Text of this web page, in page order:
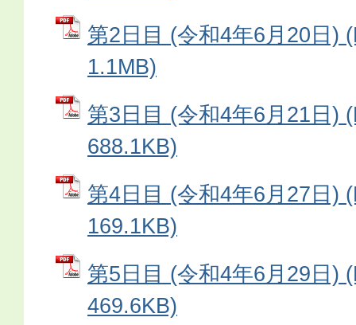
第2日目 (令和4年6月20日)
1.1MB)
第3日目 (令和4年6月21日)
688.1KB)
第4日目 (令和4年6月27日)
169.1KB)
第5日目 (令和4年6月29日)
469.6KB)